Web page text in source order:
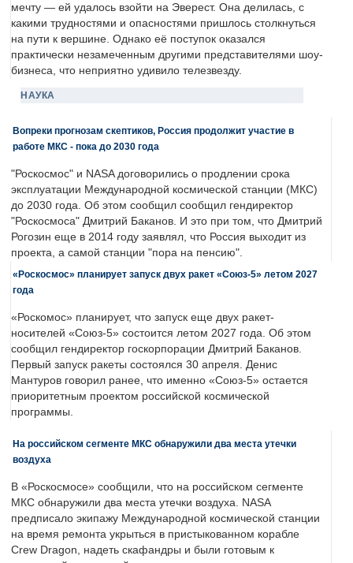
мечту — ей удалось взойти на Эверест. Она делилась, с
какими трудностями и опасностями пришлось столкнуться
на пути к вершине. Однако её поступок оказался
практически незамеченным другими представителями шоу-
бизнеса, что неприятно удивило телезвезду.
НАУКА
Вопреки прогнозам скептиков, Россия продолжит участие в
работе МКС - пока до 2030 года
"Роскосмос" и NASA договорились о продлении срока
эксплуатации Международной космической станции (МКС)
до 2030 года. Об этом сообщил сообщил гендиректор
"Роскосмоса" Дмитрий Баканов. И это при том, что Дмитрий
Рогозин еще в 2014 году заявлял, что Россия выходит из
проекта, а самой станции "пора на пенсию".
«Роскосмос» планирует запуск двух ракет «Союз-5» летом 2027
года
«Роскомос» планирует, что запуск еще двух ракет-
носителей «Союз-5» состоится летом 2027 года. Об этом
сообщил гендиректор госкорпорации Дмитрий Баканов.
Первый запуск ракеты состоялся 30 апреля. Денис
Мантуров говорил ранее, что именно «Союз-5» остается
приоритетным проектом российской космической
программы.
На российском сегменте МКС обнаружили два места утечки
воздуха
В «Роскосмосе» сообщили, что на российском сегменте
МКС обнаружили два места утечки воздуха. NASA
предписало экипажу Международной космической станции
на время ремонта укрыться в пристыкованном корабле
Crew Dragon, надеть скафандры и были готовым к